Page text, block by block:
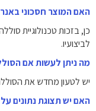
האם המוצר חסכוני
כן, בזכות טכנולוגיית
לביצועיו.
מה ניתן לעשות אם
יש לטעון מחדש את
האם יש תצוגת נתונים